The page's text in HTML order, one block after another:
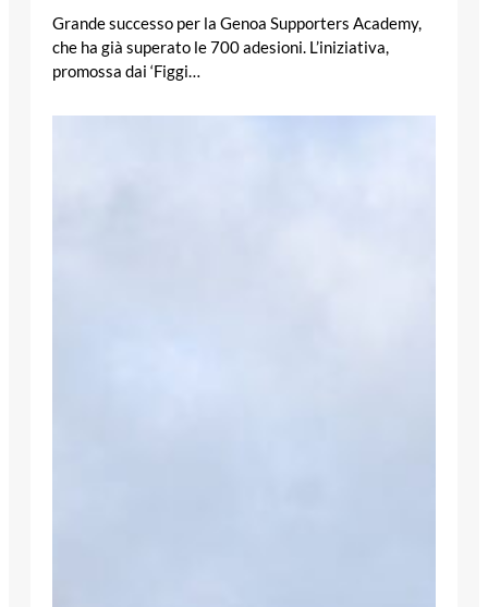
Grande successo per la Genoa Supporters Academy,
che ha già superato le 700 adesioni. L’iniziativa,
promossa dai ‘Figgi…